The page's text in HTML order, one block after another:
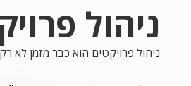
ניהול
ניהול פרויקטים הוא כבר מזמן לא